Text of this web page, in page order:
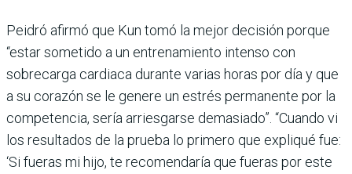
Peidró afirmó que Kun tomó la mejor decisión porque
“estar sometido a un entrenamiento intenso con
sobrecarga cardiaca durante varias horas por día y que
a su corazón se le genere un estrés permanente por la
competencia, sería arriesgarse demasiado”. “Cuando vi
los resultados de la prueba lo primero que expliqué fue:
‘Si fueras mi hijo, te recomendaría que fueras por este